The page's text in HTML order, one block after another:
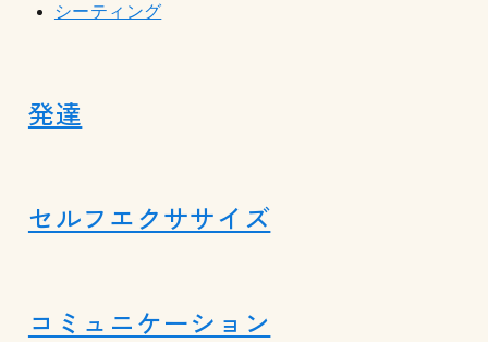
シーティング
発達
セルフエクササイズ
コミュニケーション